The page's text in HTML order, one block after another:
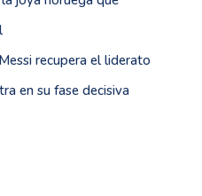
recupera el liderato
en su fase decisiva